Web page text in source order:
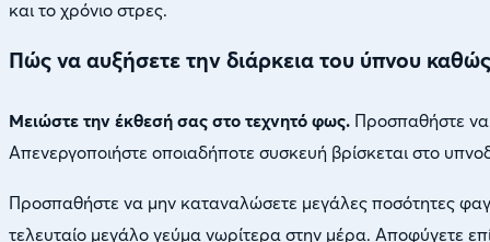
και το χρόνιο στρες.
Πώς να αυξήσετε την διάρκεια του ύπνου
Μειώστε την έκθεσή σας στο τεχνητό φως. Προσπαθήστε να
Απενεργοποιήστε οποιαδήποτε συσκευή βρίσκεται στο
Προσπαθήστε να μην καταναλώσετε μεγάλες ποσότητες
τελευταίο μεγάλο γεύμα νωρίτερα στην μέρα. Αποφύγετε